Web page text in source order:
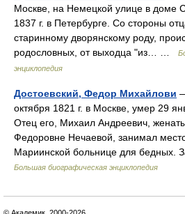
Москве, на Немецкой улице в доме
1837 г. в Петербурге. Со стороны
старинному дворянскому роду,
родословных, от выходца "из… …
энциклопедия
Достоевский, Федор Михайлови
октября 1821 г. в Москве, умер 29
Отец его, Михаил Андреевич,
Федоровне Нечаевой, занимал
Мариинской больнице для бедных.
Большая биографическая энциклопедия